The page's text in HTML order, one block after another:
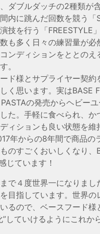
ダブルダッチの2種類が
内に跳んだ回数を競う「
技を行う「FREESTYLE
も多く日々の練習量が必
ンディションをととのえ
。
ド様とサプライヤー契約
く思います。実はBASE
の発売からヘビー
た。手軽に食べられ、か
ィションも良い状態を維
年からの8年間で商品の
のすごくおいしくなり、
じています！
で４度世界一になりまし
目指しています。世界の
るので、ベースフード様
”していけるようにこれか